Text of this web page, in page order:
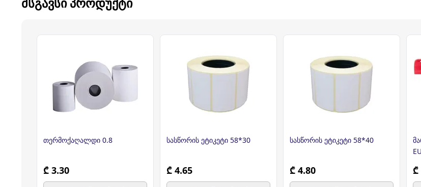
თერმოქაღალდი 0.8
₾ 3.30
სასწორის ეტიკეტი 58*30
₾ 4.65
სასწორის ეტიკეტი 58*40
₾ 4.80 ₾